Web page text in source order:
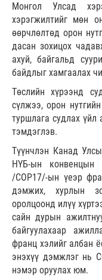
Монгол Улсад
хэрэгжилтийг мөн
өөрчлөлтөд орон
дасан зохицох
ахуй, байгальд
байдлыг хамгаалах
Төслийн хүрээнд
сүлжээ, орон
туршлага судлах үйл
тэмдэглэв.
Түүнчлэн Канад
НҮБ-ын конвенцын
/COP17/-ын үеэр
дэмжих, хурлын
оролцоонд илүү
сайн дурын
байгуулахаар
франц хэлийг албан
энэхүү дэмжлэг нь
нэмэр оруулах юм.